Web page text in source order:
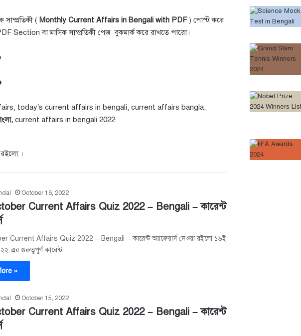
সাম্প্রতিকী ( Monthly Current Affairs in Bengali with PDF) পোস্ট করে
Sectionবামাসিক সাম্প্রতিকী পেজ বুকমার্ক করে রাখতে পারো।
today’s current affairs in bengali, current affairs bangla,
current affairs in bengali 2022
রইলো ।
October 16, 2022
Current Affairs Quiz 2022 – Bengali – কারেন্ট
Current Affairs Quiz 2022 – Bengali – কারেন্ট অ্যাফেয়ার্স দেওয়া রইলো ১৬ই
এর গুরুত্বপূর্ণ কারেন্ট…
»
October 15, 2022
Current Affairs Quiz 2022 – Bengali – কারেন্ট